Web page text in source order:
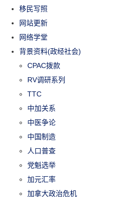
移民写照
网站更新
网络学堂
背景资料(政经社会)
CPAC拨款
RV调研系列
TTC
中加关系
中医争论
中国制造
人口普查
党魁选举
加元汇率
加拿大政治危机